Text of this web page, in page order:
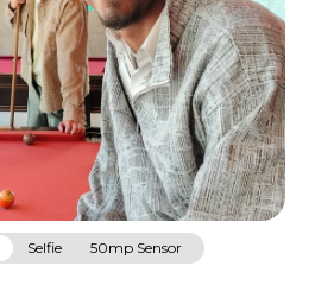
Selfie 50mp Sensor